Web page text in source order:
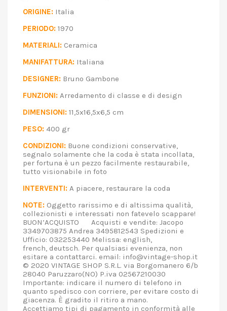
ORIGINE: Italia
PERIODO: 1970
MATERIALI: Ceramica
MANIFATTURA: Italiana
DESIGNER: Bruno Gambone
FUNZIONI: Arredamento di classe e di design
DIMENSIONI: 11,5x16,5x6,5 cm
PESO: 400 gr
CONDIZIONI: Buone condizioni conservative,
segnalo solamente che la coda è stata incollata,
per fortuna è un pezzo facilmente restaurabile,
tutto visionabile in foto
INTERVENTI: A piacere, restaurare la coda
NOTE: Oggetto rarissimo e di altissima qualità,
collezionisti e interessati non fatevelo scappare!
BUON’ACQUISTO Acquisti e vendite: Jacopo
3349703875 Andrea 3495812543 Spedizioni e
Ufficio: 032253440 Melissa: english,
french, deutsch. Per qualsiasi evenienza, non
esitare a contattarci. email: info@vintage-shop.it
© 2020 VINTAGE SHOP S.R.L. via Borgomanero 6/b
28040 Paruzzaro(NO) P.iva 02567210030
Importante: indicare il numero di telefono in
quanto spedisco con corriere, per evitare costo di
giacenza. È gradito il ritiro a mano.
Accettiamo tipi di pagamento in conformità alle